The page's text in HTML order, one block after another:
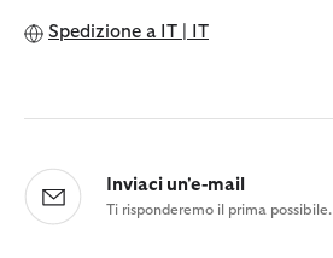
Spedizione a IT | IT
Inviaci un'e-mail
Ti risponderemo il prima possibile.